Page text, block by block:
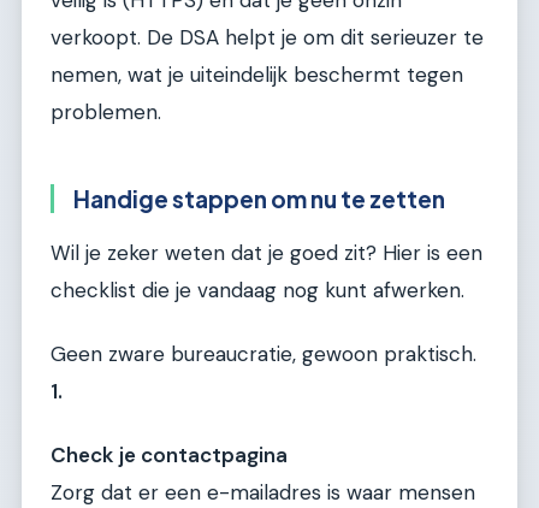
verkoopt. De DSA helpt je om dit serieuzer te
nemen, wat je uiteindelijk beschermt tegen
problemen.
Handige stappen om nu te zetten
Wil je zeker weten dat je goed zit? Hier is een
checklist die je vandaag nog kunt afwerken.
Geen zware bureaucratie, gewoon praktisch.
1.
Check je contactpagina
Zorg dat er een e-mailadres is waar mensen